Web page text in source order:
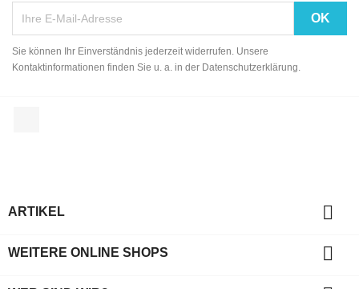
Sie können Ihr Einverständnis jederzeit widerrufen. Unsere
Kontaktinformationen finden Sie u. a. in der Datenschutzerklärung.
ARTIKEL 
WEITERE ONLINE SHOPS 